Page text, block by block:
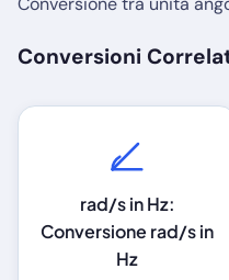
Conversioni
rad/s in Hz:
Conversione rad/s in
Hz